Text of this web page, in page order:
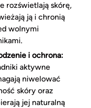
rozświetlają skórę,
ją i chronią
wolnymi
i ochrona:
aktywne
niwelować
skóry oraz
jej naturalną